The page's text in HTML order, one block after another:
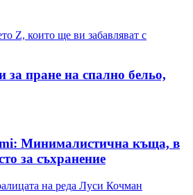
Z, които ще ви забавляват с
за пране на спално бельо,
Минималистична къща, в
за съхранение
на реда Луси Кочман